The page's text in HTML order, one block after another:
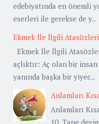
edebiyatında en önemli
eserleri ile gerekse de y...
Ekmek İle İlgili
Ekmek İle İlgili
açlıktır: Aç olan bir
yanında başka bir yiyec...
Anlamları
Anlamları
10 Tane